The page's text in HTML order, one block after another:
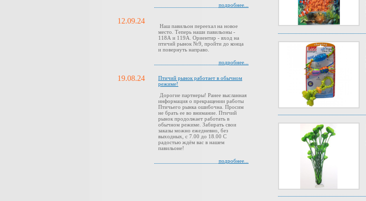
подробнее...
12.09.24
Наш павильон переехал на новое
место. Теперь наши павильоны -
118А и 119А. Ориентир - вход на
птичий рынок №9, пройти до конца
и повернуть направо.
подробнее...
19.08.24
Птичий рынок работает в обычном
режиме!
Дорогие партнеры! Ранее высланная
информация о прекращении работы
Птичьего рынка ошибочна. Просим
не брать ее во внимание. Птичий
рынок продолжает работать в
обычном режиме. Забирать свои
заказы можно ежедневно, без
выходных, с 7.00 до 18.00 С
радостью ждём вас в нашем
павильоне!
подробнее...